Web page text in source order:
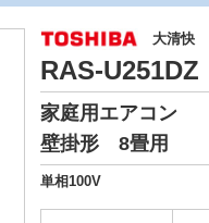
大清快
RAS-U251DZ
家庭用エアコン
壁掛形 8畳用
単相100V